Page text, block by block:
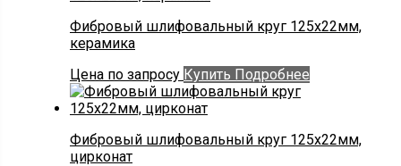
Фибровый шлифовальный круг 125х22мм,
керамика
Цена по запросу Купить Подробнее
Фибровый шлифовальный круг 125х22мм,
цирконат